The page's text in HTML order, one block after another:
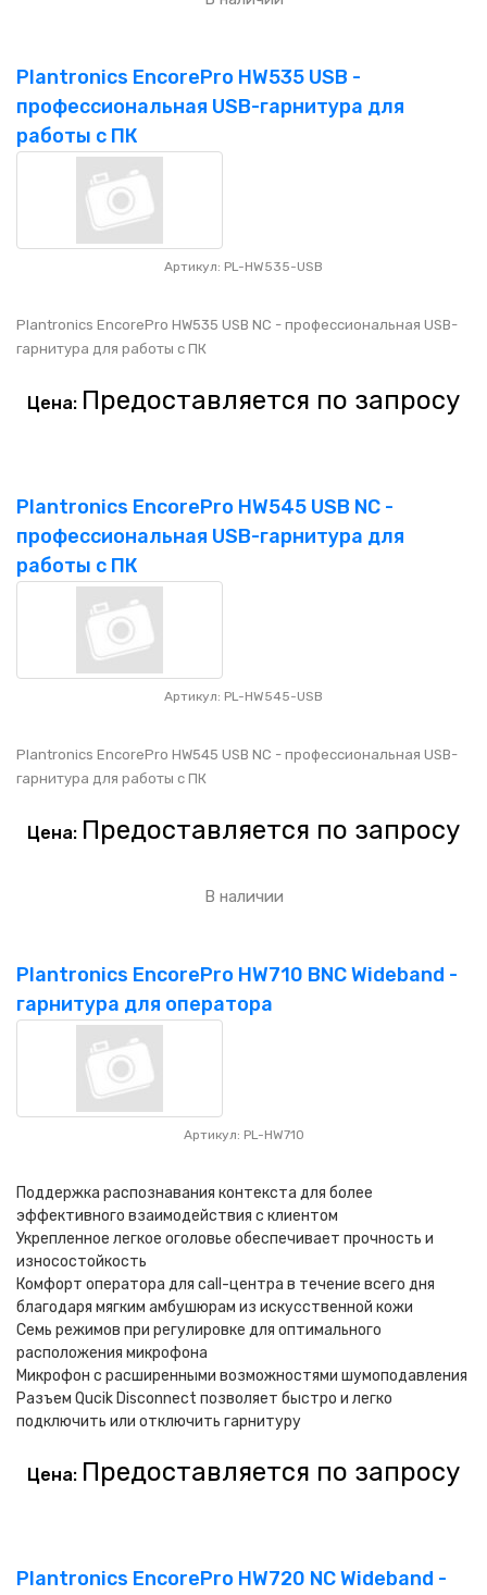
Plantronics EncorePro HW535 USB -
профессиональная USB-гарнитура для
работы с ПК
Артикул: PL-HW535-USB
Plantronics EncorePro HW535 USB NC - профессиональная USB-
гарнитура для работы с ПК
Цена: Предоставляется по запросу
Plantronics EncorePro HW545 USB NC -
профессиональная USB-гарнитура для
работы с ПК
Артикул: PL-HW545-USB
Plantronics EncorePro HW545 USB NC - профессиональная USB-
гарнитура для работы с ПК
Цена: Предоставляется по запросу
В наличии
Plantronics EncorePro HW710 BNC Wideband -
гарнитура для оператора
Артикул: PL-HW710
Поддержка распознавания контекста для более
эффективного взаимодействия с клиентом
Укрепленное легкое оголовье обеспечивает прочность и
износостойкость
Комфорт оператора для call-центра в течение всего дня
благодаря мягким амбушюрам из искусственной кожи
Семь режимов при регулировке для оптимального
расположения микрофона
Микрофон с расширенными возможностями шумоподавления
Разъем Qucik Disconnect позволяет быстро и легко
подключить или отключить гарнитуру
Цена: Предоставляется по запросу
Plantronics EncorePro HW720 NC Wideband -